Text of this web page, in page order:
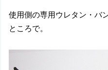
使用側の専用ウレタン・バ
ところで。